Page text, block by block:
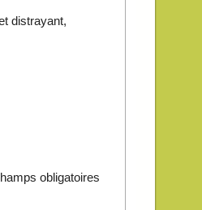
distrayant,
obligatoires